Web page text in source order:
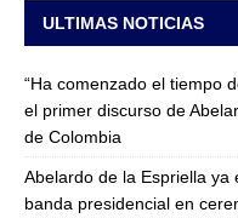
ULTIMAS NOTICIAS
“Ha comenzado el tiempo
el primer discurso de
de Colombia
Abelardo de la Espriella ya
banda presidencial en